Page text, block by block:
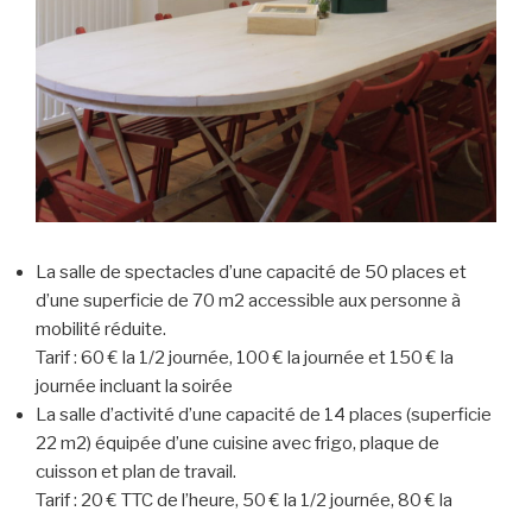
La salle de spectacles d’une capacité de 50 places et
d’une superficie de 70 m2 accessible aux personne à
mobilité réduite.
Tarif : 60 € la 1/2 journée, 100 € la journée et 150 € la
journée incluant la soirée
La salle d’activité d’une capacité de 14 places (superficie
22 m2) équipée d’une cuisine avec frigo, plaque de
cuisson et plan de travail.
Tarif : 20 € TTC de l’heure, 50 € la 1/2 journée, 80 € la